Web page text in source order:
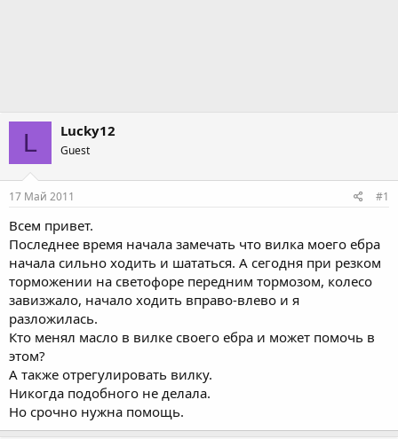
L Lucky12
Guest
17 Май 2011 #1
Всем привет.
Последнее время начала замечать что вилка моего ебра
начала сильно ходить и шататься. А сегодня при резком
торможении на светофоре передним тормозом, колесо
завизжало, начало ходить вправо-влево и я
разложилась.
Кто менял масло в вилке своего ебра и может помочь в
этом?
А также отрегулировать вилку.
Никогда подобного не делала.
Но срочно нужна помощь.